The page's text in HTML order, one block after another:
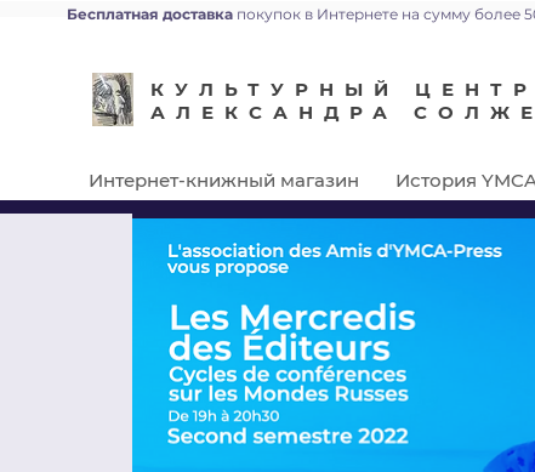
КУЛЬТУРНЫЙ
АЛЕКСАНДРА
Интернет-книжный магазин История
Бесплатная доставка покупок в Интернете на сумму более